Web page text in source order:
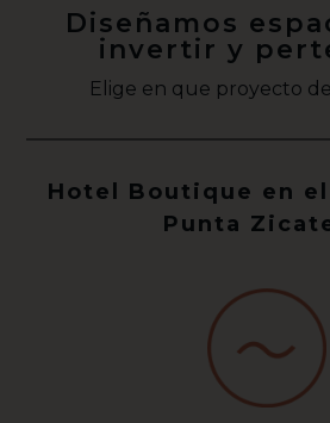
Diseñamos
invertir y
Elige en que proyecto
Hotel Boutique en
Punta